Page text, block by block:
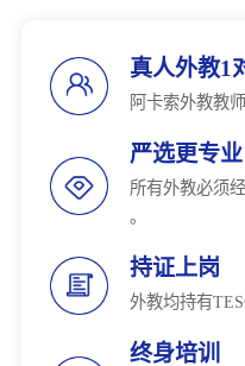
真人外教1
阿卡索外教教
严选更专业
所有外教必须
。
持证上岗
外教均持有
终身培训